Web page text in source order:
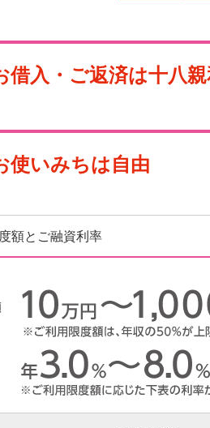
借入・ご返済は十八
使いみちは自由
額とご融資利率